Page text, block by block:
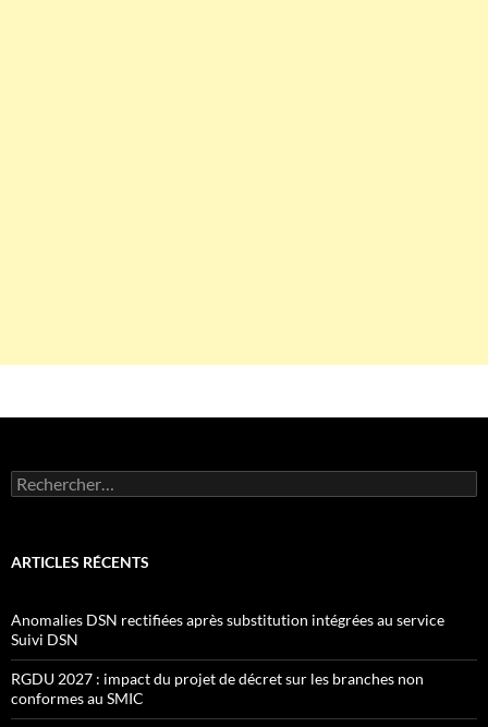
Rechercher :
ARTICLES RÉCENTS
Anomalies DSN rectifiées après substitution intégrées au service
Suivi DSN
RGDU 2027 : impact du projet de décret sur les branches non
conformes au SMIC